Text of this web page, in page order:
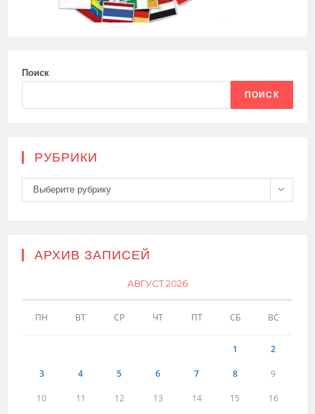
Поиск
ПОИСК
РУБРИКИ
Рубрики
Выберите рубрику
АРХИВ ЗАПИСЕЙ
АВГУСТ 2026
ПН ВТ СР ЧТ ПТ СБ ВС
1 2
3 4 5 6 7 8 9
10 11 12 13 14 15 16